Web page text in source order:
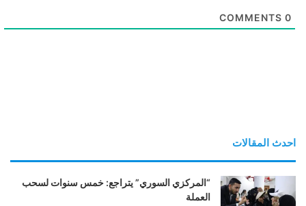
0
احدث المقالات
“المركزي السوري” يتراجع: خمس سنوات لسحب
العملة